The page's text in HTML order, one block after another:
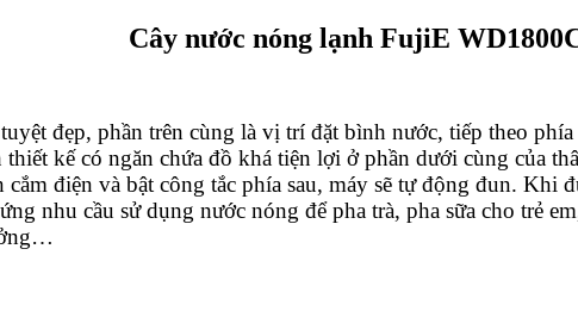
Cây nước nóng lạnh FujiE
đẹp, phần trên cùng là vị trí đặt bình nước, tiếp theo
kế có ngăn chứa đồ khá tiện lợi ở phần dưới cùng của
điện và bật công tắc phía sau, máy sẽ tự động đun. Khi
nhu cầu sử dụng nước nóng để pha trà, pha sữa cho trẻ